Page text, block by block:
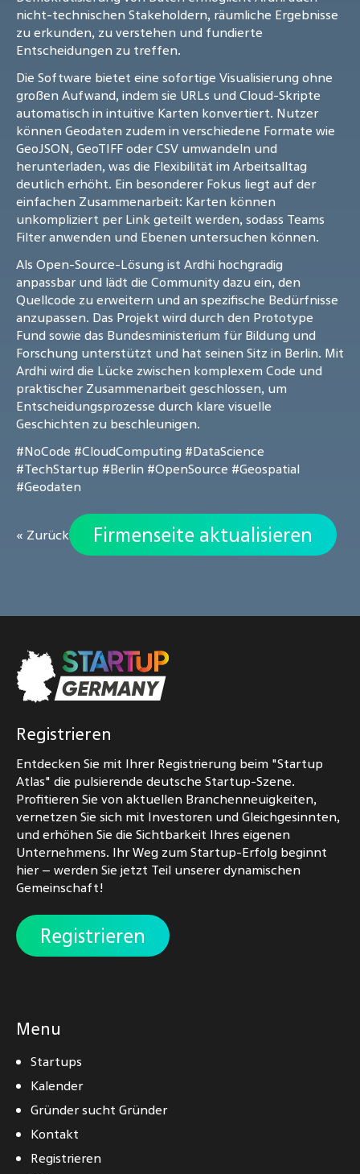
nicht-technischen Stakeholdern, räumliche Ergebnisse
zu erkunden, zu verstehen und fundierte
Entscheidungen zu treffen.
Die Software bietet eine sofortige Visualisierung ohne
großen Aufwand, indem sie URLs und Cloud-Skripte
automatisch in intuitive Karten konvertiert. Nutzer
können Geodaten zudem in verschiedene Formate wie
GeoJSON, GeoTIFF oder CSV umwandeln und
herunterladen, was die Flexibilität im Arbeitsalltag
deutlich erhöht. Ein besonderer Fokus liegt auf der
einfachen Zusammenarbeit: Karten können
unkompliziert per Link geteilt werden, sodass Teams
Filter anwenden und Ebenen untersuchen können.
Als Open-Source-Lösung ist Ardhi hochgradig
anpassbar und lädt die Community dazu ein, den
Quellcode zu erweitern und an spezifische Bedürfnisse
anzupassen. Das Projekt wird durch den Prototype
Fund sowie das Bundesministerium für Bildung und
Forschung unterstützt und hat seinen Sitz in Berlin. Mit
Ardhi wird die Lücke zwischen komplexem Code und
praktischer Zusammenarbeit geschlossen, um
Entscheidungsprozesse durch klare visuelle
Geschichten zu beschleunigen.
#NoCode #CloudComputing #DataScience
#TechStartup #Berlin #OpenSource #Geospatial
#Geodaten
« Zurück Firmenseite aktualisieren
Registrieren
Entdecken Sie mit Ihrer Registrierung beim "Startup
Atlas" die pulsierende deutsche Startup-Szene.
Profitieren Sie von aktuellen Branchenneuigkeiten,
vernetzen Sie sich mit Investoren und Gleichgesinnten,
und erhöhen Sie die Sichtbarkeit Ihres eigenen
Unternehmens. Ihr Weg zum Startup-Erfolg beginnt
hier – werden Sie jetzt Teil unserer dynamischen
Gemeinschaft!
Registrieren
Menu
Startups
Kalender
Gründer sucht Gründer
Kontakt
Registrieren